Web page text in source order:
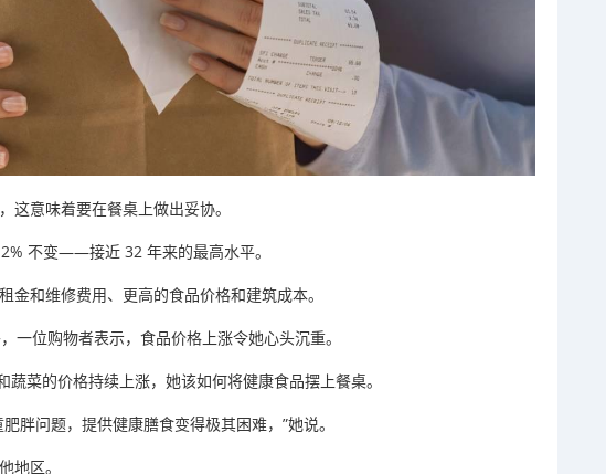
这意味着要在餐桌上做出妥协。
不变——接近 32 年来的最高水平。
金和维修费用、更高的食品价格和建筑成本。
位购物者表示，食品价格上涨令她心头沉重。
菜的价格持续上涨，她该如何将健康食品摆上餐桌。
胖问题，提供健康膳食变得极其困难，”她说。
地区。